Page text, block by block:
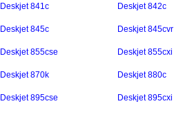
Deskjet 841c Deskjet 842c
Deskjet 845c Deskjet 845cvr
Deskjet 855cse Deskjet 855cxi
Deskjet 870k Deskjet 880c
Deskjet 895cse Deskjet 895cxi